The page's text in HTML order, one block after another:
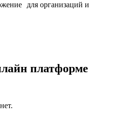
для организаций и
платформе